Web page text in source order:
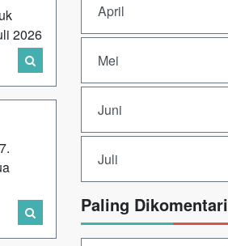
2026
April
Mei
Juni
Juli
Paling Dikomentari